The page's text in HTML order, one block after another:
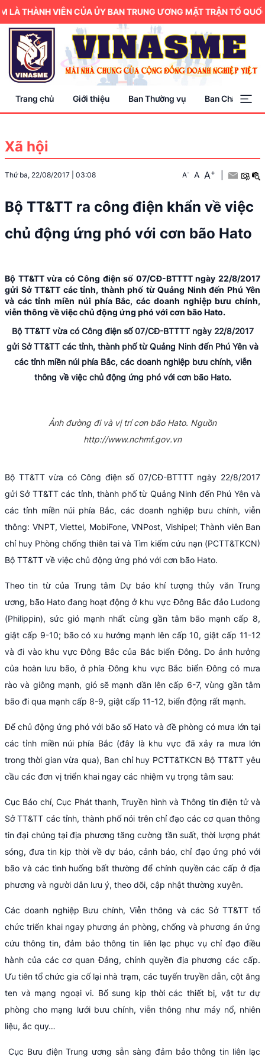
THÀNH VIÊN CỦA ỦY BAN TRUNG ƯƠNG MẶT TRẬN TỔ QUỐC
Trang chủ Giới thiệu Ban Thường vụ Ban Chấp hành
Xã hội
Thứ ba, 22/08/2017 03:08 A- A A+
Bộ TT&TT ra công điện khẩn về việc
chủ động ứng phó với cơn bão Hato
Bộ TT&TT vừa có Công điện số 07/CĐ-BTTTT ngày 22/8/2017
gửi Sở TT&TT các tỉnh, thành phố từ Quảng Ninh đến Phú Yên
và các tỉnh miền núi phía Bắc, các doanh nghiệp bưu chính,
viễn thông về việc chủ động ứng phó với cơn bão Hato.
Bộ TT&TT vừa có Công điện số 07/CĐ-BTTTT ngày 22/8/2017
gửi Sở TT&TT các tỉnh, thành phố từ Quảng Ninh đến Phú Yên và
các tỉnh miền núi phía Bắc, các doanh nghiệp bưu chính, viễn
thông về việc chủ động ứng phó với cơn bão Hato.
Ảnh đường đi và vị trí cơn bão Hato. Nguồn
http://www.nchmf.gov.vn
Bộ TT&TT vừa có Công điện số 07/CĐ-BTTTT ngày 22/8/2017
gửi Sở TT&TT các tỉnh, thành phố từ Quảng Ninh đến Phú Yên và
các tỉnh miền núi phía Bắc, các doanh nghiệp bưu chính, viễn
thông: VNPT, Viettel, MobiFone, VNPost, Vishipel; Thành viên Ban
chỉ huy Phòng chống thiên tai và Tìm kiếm cứu nạn (PCTT&TKCN)
Bộ TT&TT về việc chủ động ứng phó với cơn bão Hato.
Theo tin từ của Trung tâm Dự báo khí tượng thủy văn Trung
ương, bão Hato đang hoạt động ở khu vực Đông Bắc đảo Ludong
(Philippin), sức gió mạnh nhất cùng gần tâm bão mạnh cấp 8,
giật cấp 9-10; bão có xu hướng mạnh lên cấp 10, giật cấp 11-12
và đi vào khu vực Đông Bắc của Bắc biển Đông. Do ảnh hưởng
của hoàn lưu bão, ở phía Đông khu vực Bắc biển Đông có mưa
rào và giông mạnh, gió sẽ mạnh dần lên cấp 6-7, vùng gần tâm
bão đi qua mạnh cấp 8-9, giật cấp 11-12, biển động rất mạnh.
Để chủ động ứng phó với bão số Hato và đề phòng có mưa lớn tại
các tỉnh miền núi phía Bắc (đây là khu vực đã xảy ra mưa lớn
trong thời gian vừa qua), Ban chỉ huy PCTT&TKCN Bộ TT&TT yêu
cầu các đơn vị triển khai ngay các nhiệm vụ trọng tâm sau:
Cục Báo chí, Cục Phát thanh, Truyền hình và Thông tin điện tử và
Sở TT&TT các tỉnh, thành phố nói trên chỉ đạo các cơ quan thông
tin đại chúng tại địa phương tăng cường tần suất, thời lượng phát
sóng, đưa tin kịp thời về dự báo, cảnh báo, chỉ đạo ứng phó với
bão và các tình huống bất thường để chính quyền các cấp ở địa
phương và người dân lưu ý, theo dõi, cập nhật thường xuyên.
Các doanh nghiệp Bưu chính, Viễn thông và các Sở TT&TT tổ
chức triển khai ngay phương án phòng, chống và phương án ứng
cứu thông tin, đảm bảo thông tin liên lạc phục vụ chỉ đạo điều
hành của các cơ quan Đảng, chính quyền địa phương các cấp.
Ưu tiên tổ chức gia cố lại nhà trạm, các tuyến truyền dẫn, cột ăng
ten và mạng ngoại vi. Bổ sung kịp thời các thiết bị, vật tư dự
phòng cho mạng lưới bưu chính, viễn thông như máy nổ, nhiên
liệu, ắc quy…
Cục Bưu điện Trung ương sẵn sàng đảm bảo thông tin liên lạc